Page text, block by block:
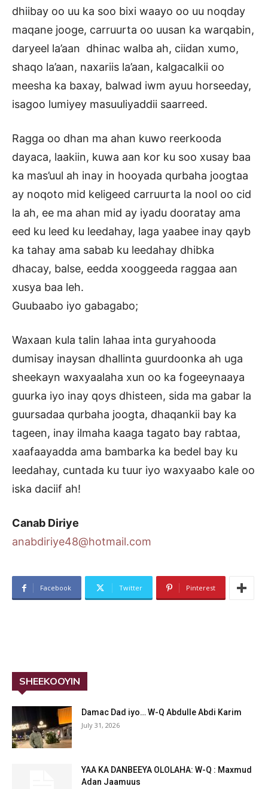
dhiibay oo uu ka soo bixi waayo oo uu noqday
maqane jooge, carruurta oo uusan ka warqabin,
daryeel la’aan dhinac walba ah, ciidan xumo,
shaqo la’aan, naxariis la’aan, kalgacalkii oo
meesha ka baxay, balwad iwm ayuu horseeday,
isagoo lumiyey masuuliyaddii saarreed.
Ragga oo dhan ma ahan kuwo reerkooda
dayaca, laakiin, kuwa aan kor ku soo xusay baa
ka mas’uul ah inay in hooyada qurbaha joogtaa
ay noqoto mid keligeed carruurta la nool oo cid
la ah, ee ma ahan mid ay iyadu dooratay ama
eed ku leed ku leedahay, laga yaabee inay qayb
ka tahay ama sabab ku leedahay dhibka
dhacay, balse, eedda xooggeeda raggaa aan
xusya baa leh.
Guubaabo iyo gabagabo;
Waxaan kula talin lahaa inta guryahooda
dumisay inaysan dhallinta guurdoonka ah uga
sheekayn waxyaalaha xun oo ka fogeeynaaya
guurka iyo inay qoys dhisteen, sida ma gabar la
guursadaa qurbaha joogta, dhaqankii bay ka
tageen, inay ilmaha kaaga tagato bay rabtaa,
xaafaayadda ama bambarka ka bedel bay ku
leedahay, cuntada ku tuur iyo waxyaabo kale oo
iska daciif ah!
Canab Diriye
anabdiriye48@hotmail.com
Facebook Twitter Pinterest
SHEEKOOYIN
Damac Dad iyo… W-Q Abdulle Abdi Karim
July 31, 2026
YAA KA DANBEEYA OLOLAHA: W-Q : Maxmud
Adan Jaamuus